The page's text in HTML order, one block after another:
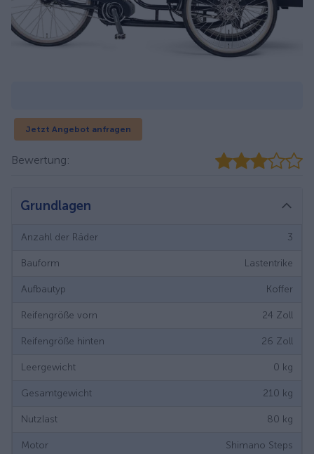
Jetzt Angebot anfragen
Bewertung:
Grundlagen
Anzahl der Räder 3
Bauform Lastentrike
Aufbautyp Koffer
Reifengröße vorn 24 Zoll
Reifengröße hinten 26 Zoll
Leergewicht 0 kg
Gesamtgewicht 210 kg
Nutzlast 80 kg
Motor Shimano Steps